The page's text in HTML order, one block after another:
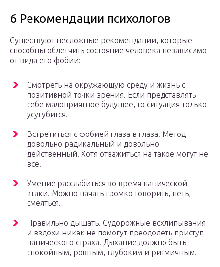
6 Рекомендации психологов
Существуют несложные рекомендации, которые
способны облегчить состояние человека независимо
от вида его фобии:
Смотреть на окружающую среду и жизнь с
позитивной точки зрения. Если представлять
себе малоприятное будущее, то ситуация только
усугубится.
Встретиться с фобией глаза в глаза. Метод
довольно радикальный и довольно
действенный. Хотя отважиться на такое могут не
все.
Умение расслабиться во время панической
атаки. Можно начать громко говорить, петь,
смеяться.
Правильно дышать. Судорожные всхлипывания
и вздохи никак не помогут преодолеть приступ
панического страха. Дыхание должно быть
спокойным, ровным, глубоким и ритмичным.